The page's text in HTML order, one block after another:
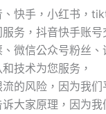
、快手，小红书
务，抖音快手账
微信公众号粉丝
技术为您服务，
的风险，因为我
大家原理，因为